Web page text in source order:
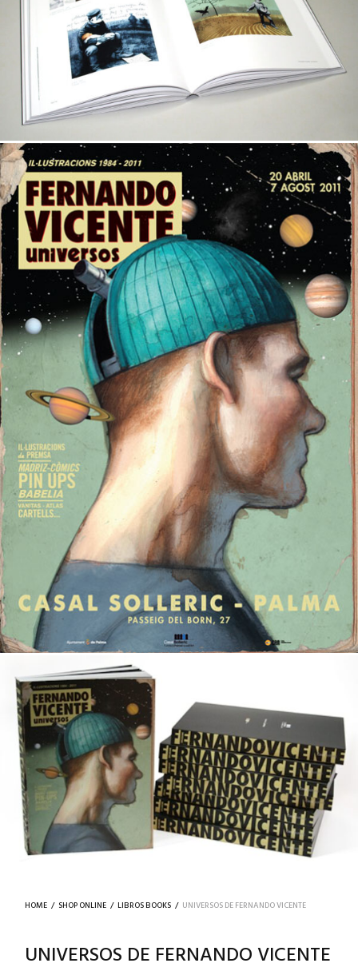
HOME / SHOP ONLINE / LIBROS BOOKS / UNIVERSOS DE FERNANDO VICENTE
UNIVERSOS DE FERNANDO VICENTE